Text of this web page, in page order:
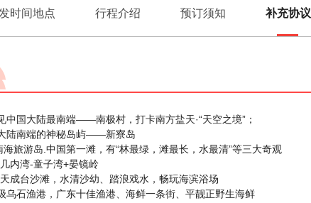
时间地点 行程介绍 预订须知 补充协议
中国大陆最南端——南极村，打卡南方盐天·“天空之境”；
陆南端的神秘岛屿——新寮岛
海旅游岛.中国第一滩，有“林最绿，滩最长，水最清”等三大奇观
内湾-童子湾+晏镜岭
成台沙滩，水清沙幼、踏浪戏水，畅玩海滨浴场
乌石渔港，广东十佳渔港、海鲜一条街、平靓正野生海鲜